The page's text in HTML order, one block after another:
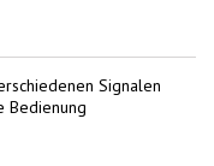
Signalen
Bedienung